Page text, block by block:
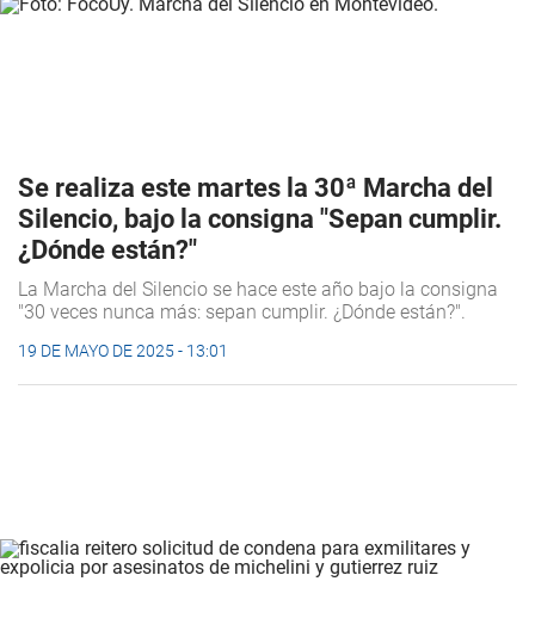
Se realiza este martes la 30ª Marcha del
Silencio, bajo la consigna "Sepan cumplir.
¿Dónde están?"
La Marcha del Silencio se hace este año bajo la consigna
"30 veces nunca más: sepan cumplir. ¿Dónde están?".
19 DE MAYO DE 2025 - 13:01